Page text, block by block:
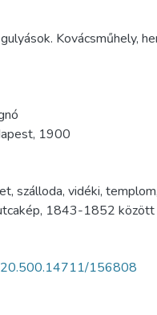
Kovácsműhely,
1900
, szálloda, vidéki, templom,
, 1843-1852 között
20.500.14711/156808